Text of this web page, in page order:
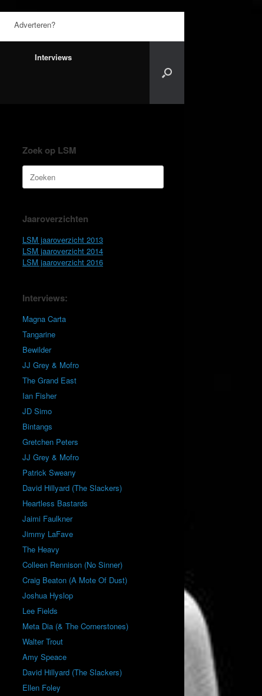
Adverteren?
Interviews
Zoek op LSM
Zoeken
naar:
Jaaroverzichten
LSM jaaroverzicht 2013
LSM jaaroverzicht 2014
LSM jaaroverzicht 2016
Interviews:
Magna Carta
Tangarine
Bewilder
JJ Grey & Mofro
The Grand East
Ian Fisher
JD Simo
Bintangs
Gretchen Peters
JJ Grey & Mofro
Patrick Sweany
David Hillyard (The Slackers)
Heartless Bastards
Jaimi Faulkner
Jimmy LaFave
The Heavy
Colleen Rennison (No Sinner)
Craig Beaton (A Mote Of Dust)
Joshua Hyslop
Lee Fields
Meta Dia (& The Cornerstones)
Walter Trout
Amy Speace
David Hillyard (The Slackers)
Ellen Foley